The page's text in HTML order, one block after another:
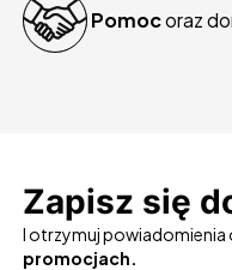
Pomocoraz
Zapisz się
I otrzymuj powiadomienia
promocjach.